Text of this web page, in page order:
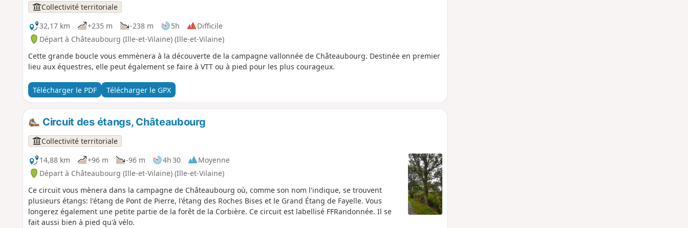
Collectivité territoriale
32,17 km
+235 m -238 m 5h
Difficile
Départ à Châteaubourg (Ille-et-Vilaine) (Ille-et-Vilaine)
Cette grande boucle vous emmènera à la découverte de la campagne vallonnée de Châteaubourg. Destinée en premier
lieu aux équestres, elle peut également se faire à VTT ou à pied pour les plus courageux.
Télécharger le PDF Télécharger le GPX
Circuit des étangs, Châteaubourg
Collectivité territoriale
14,88 km
+96 m -96 m 4h 30
Moyenne
Départ à Châteaubourg (Ille-et-Vilaine) (Ille-et-Vilaine)
Ce circuit vous mènera dans la campagne de Châteaubourg où, comme son nom l'indique, se trouvent
plusieurs étangs: l'étang de Pont de Pierre, l'étang des Roches Bises et le Grand Étang de Fayelle. Vous
longerez également une petite partie de la forêt de la Corbière. Ce circuit est labellisé FFRandonnée. Il se
fait aussi bien à pied qu'à vélo.